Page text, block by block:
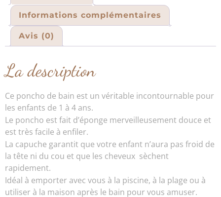
Informations complémentaires
Avis (0)
La description
Ce poncho de bain est un véritable incontournable pour
les enfants de 1 à 4 ans.
Le poncho est fait d’éponge merveilleusement douce et
est très facile à enfiler.
La capuche garantit que votre enfant n’aura pas froid de
la tête ni du cou et que les cheveux sèchent
rapidement.
Idéal à emporter avec vous à la piscine, à la plage ou à
utiliser à la maison après le bain pour vous amuser.